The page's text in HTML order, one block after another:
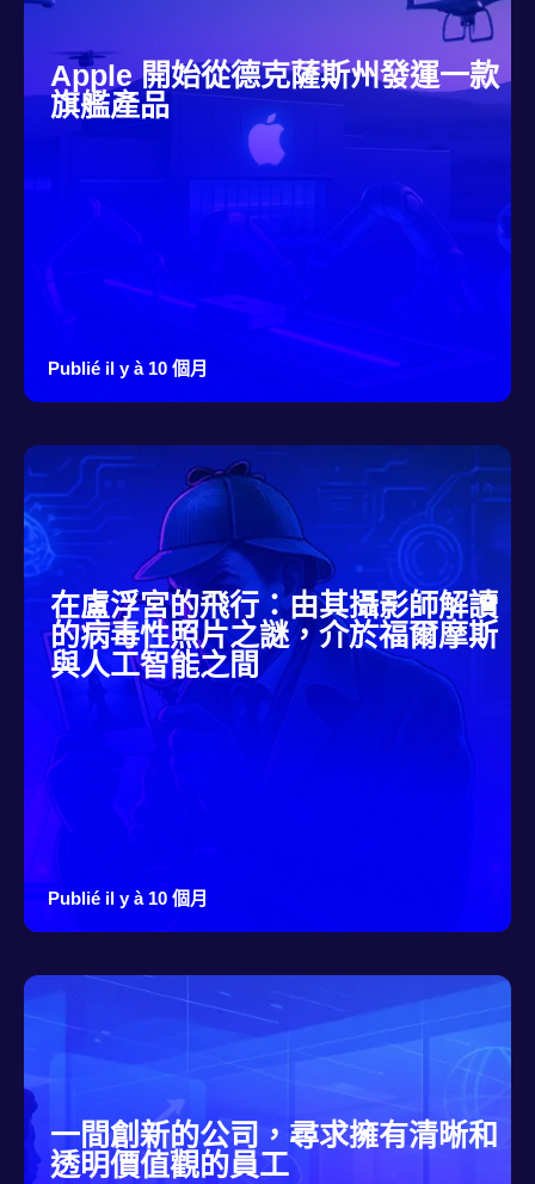
Apple 開始從德克薩斯州發運一款
旗艦產品
Publié il y à 10 個月
在盧浮宮的飛行：由其攝影師解讀
的病毒性照片之謎，介於福爾摩斯
與人工智能之間
Publié il y à 10 個月
一間創新的公司，尋求擁有清晰和
透明價值觀的員工